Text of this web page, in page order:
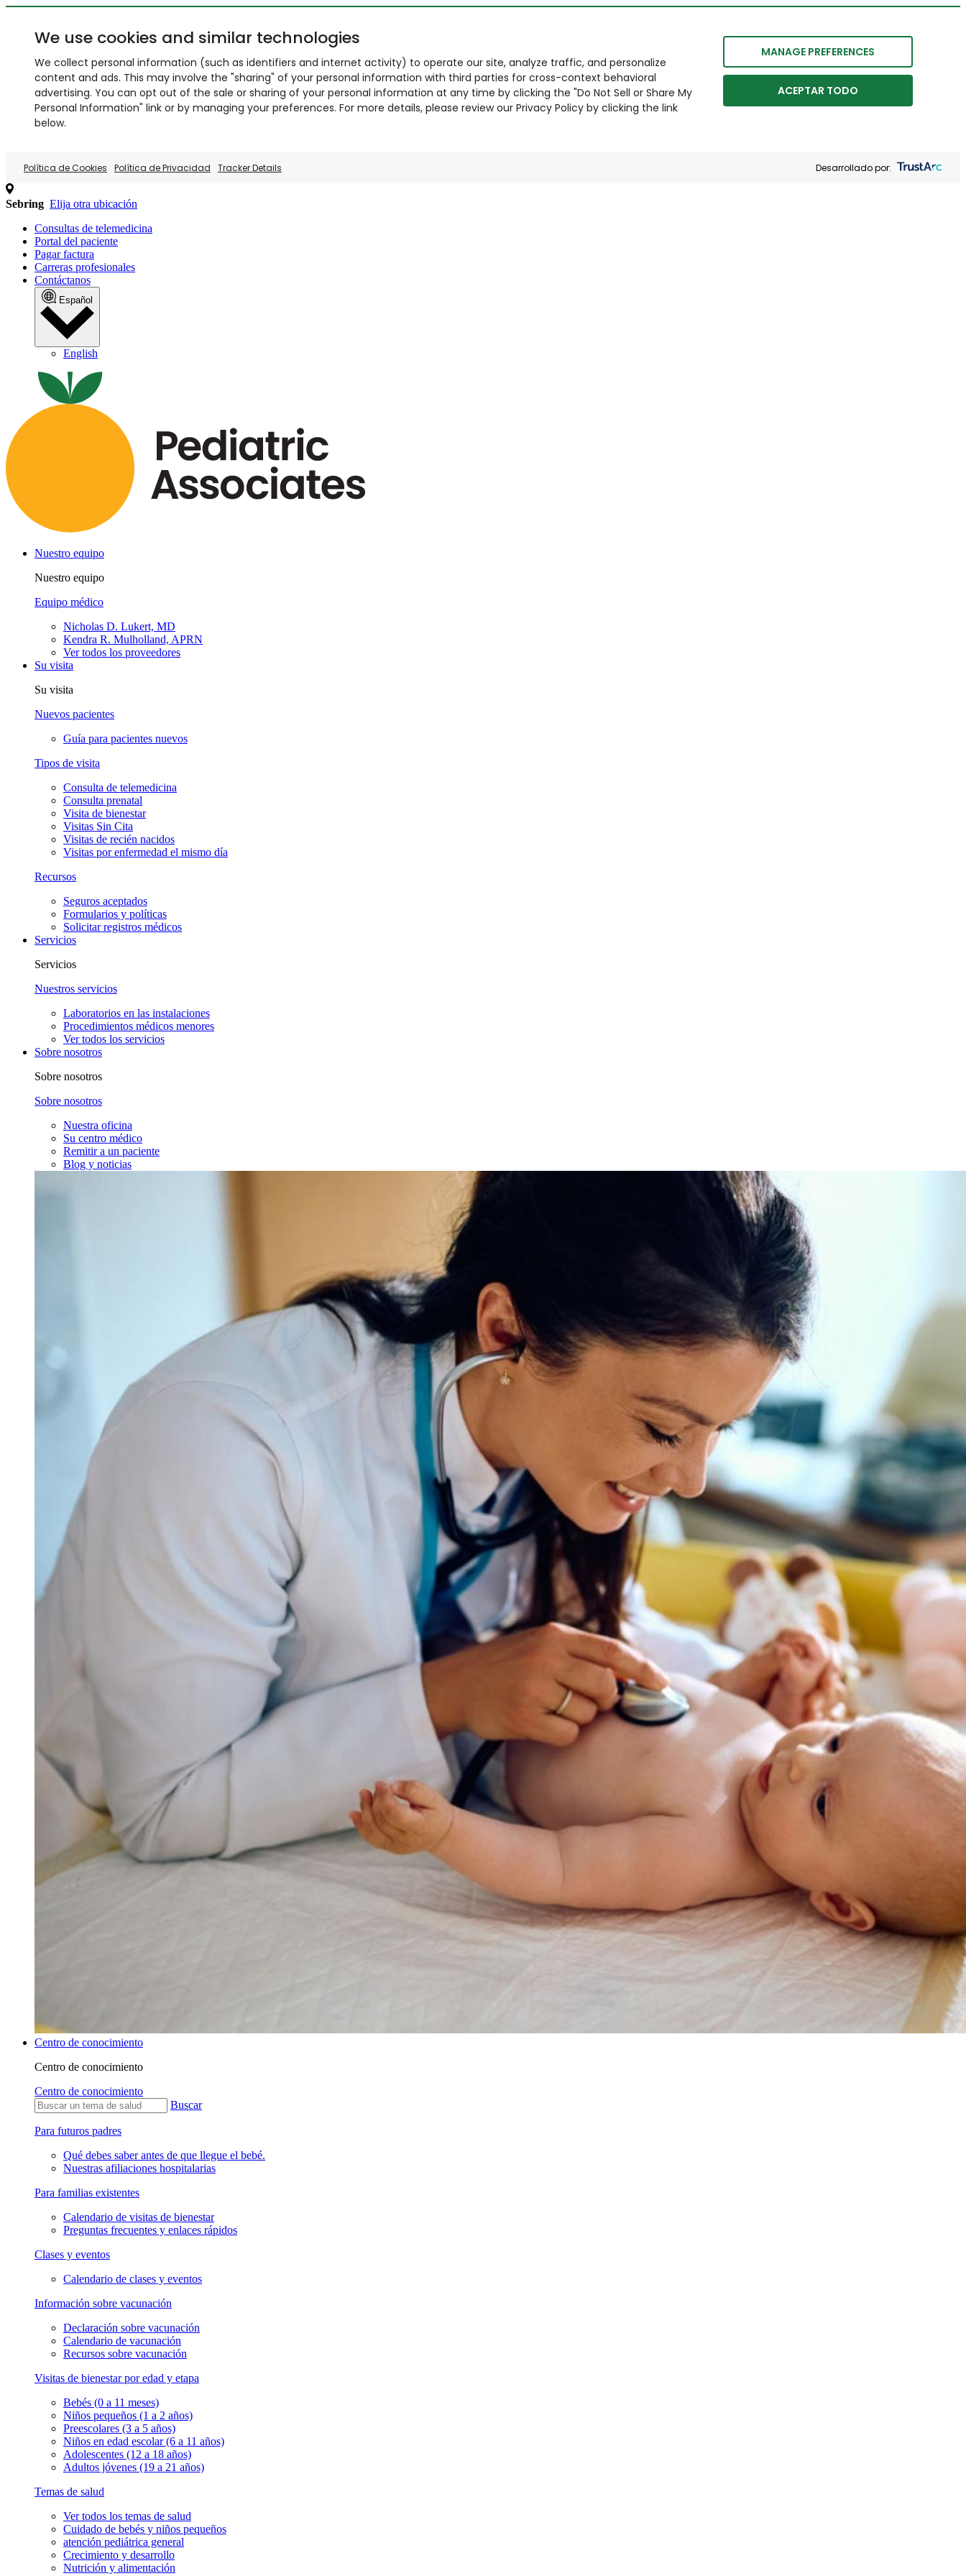
We use cookies and similar technologies
We collect personal information (such as identifiers and internet activity) to operate our site, analyze traffic, and personalize
content and ads. This may involve the "sharing" of your personal information with third parties for cross-context behavioral
advertising. You can opt out of the sale or sharing of your personal information at any time by clicking the "Do Not Sell or Share My
Personal Information" link or by managing your preferences. For more details, please review our Privacy Policy by clicking the link
below.
MANAGE PREFERENCES
ACEPTAR TODO
Política de Cookies Política de Privacidad Tracker Details Desarrollado por:
Sebring Elija otra ubicación
Consultas de telemedicina
Portal del paciente
Pagar factura
Carreras profesionales
Contáctanos
Español
English
Nuestro equipo
Nuestro equipo
Equipo médico
Nicholas D. Lukert, MD
Kendra R. Mulholland, APRN
Ver todos los proveedores
Su visita
Su visita
Nuevos pacientes
Guía para pacientes nuevos
Tipos de visita
Consulta de telemedicina
Consulta prenatal
Visita de bienestar
Visitas Sin Cita
Visitas de recién nacidos
Visitas por enfermedad el mismo día
Recursos
Seguros aceptados
Formularios y políticas
Solicitar registros médicos
Servicios
Servicios
Nuestros servicios
Laboratorios en las instalaciones
Procedimientos médicos menores
Ver todos los servicios
Sobre nosotros
Sobre nosotros
Sobre nosotros
Nuestra oficina
Su centro médico
Remitir a un paciente
Blog y noticias
Centro de conocimiento
Centro de conocimiento
Centro de conocimiento
Buscar
Para futuros padres
Qué debes saber antes de que llegue el bebé.
Nuestras afiliaciones hospitalarias
Para familias existentes
Calendario de visitas de bienestar
Preguntas frecuentes y enlaces rápidos
Clases y eventos
Calendario de clases y eventos
Información sobre vacunación
Declaración sobre vacunación
Calendario de vacunación
Recursos sobre vacunación
Visitas de bienestar por edad y etapa
Bebés (0 a 11 meses)
Niños pequeños (1 a 2 años)
Preescolares (3 a 5 años)
Niños en edad escolar (6 a 11 años)
Adolescentes (12 a 18 años)
Adultos jóvenes (19 a 21 años)
Temas de salud
Ver todos los temas de salud
Cuidado de bebés y niños pequeños
atención pediátrica general
Crecimiento y desarrollo
Nutrición y alimentación